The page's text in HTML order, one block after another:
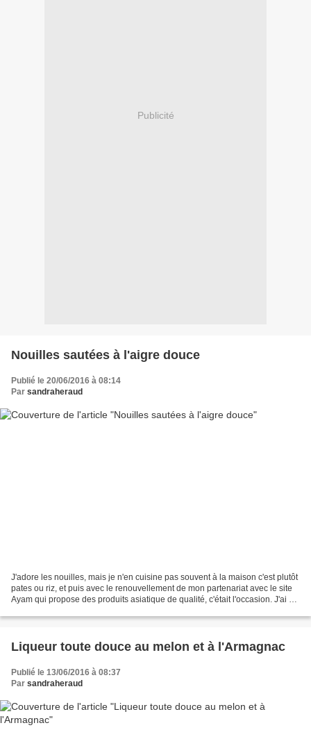
Publicité
Nouilles sautées à l'aigre douce
Publié le 20/06/2016 à 08:14
Par sandraheraud
J'adore les nouilles, mais je n'en cuisine pas souvent à la maison c'est plutôt
pates ou riz, et puis avec le renouvellement de mon partenariat avec le site
Ayam qui propose des produits asiatique de qualité, c'était l'occasion. J'ai eu
Liqueur toute douce au melon et à l'Armagnac
Publié le 13/06/2016 à 08:37
Par sandraheraud